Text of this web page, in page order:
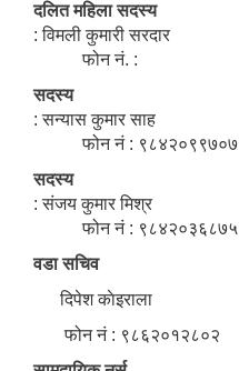
दलित महिला सदस्य
: विमली कुमारी सरदार
फोन नं. :
सदस्य
: सन्यास कुमार साह
फोन नं : ९८४२०९९७०७
सदस्य
: संजय कुमार मिश्र
फोन नं : ९८४२०३६८७५
वडा सचिव
दिपेश काेइराला
फोन नं : ९८६२०१२८०२